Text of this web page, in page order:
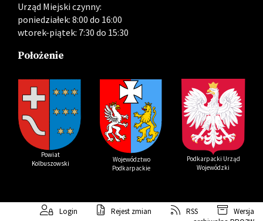
Urząd Miejski czynny:
poniedziałek: 8:00 do 16:00
wtorek-piątek: 7:30 do 15:30
Położenie
Powiat
Kolbuszowski
Województwo
Podkarpackie
Podkarpacki Urząd
Wojewódzki
Login Rejest zmian RSS
Wersja